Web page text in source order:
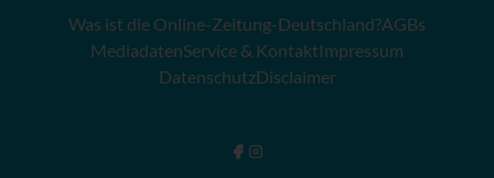
Was ist die Online-Zeitung-Deutschland?AGBs
MediadatenService & KontaktImpressum
DatenschutzDisclaimer